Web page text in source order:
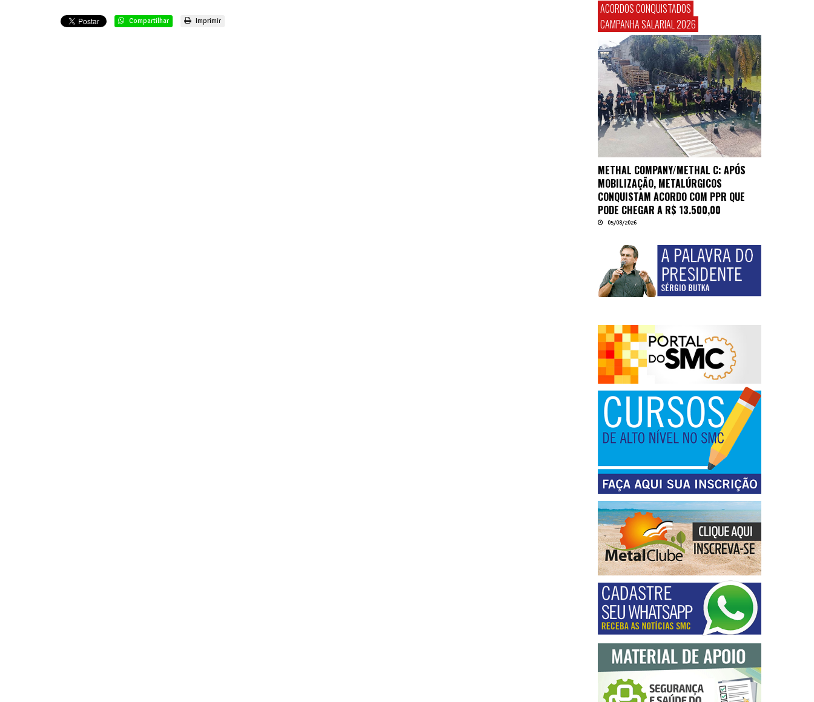
Compartilhar Imprimir
ACORDOS CONQUISTADOS
CAMPANHA SALARIAL 2026
METHAL COMPANY/METHAL C: APÓS
MOBILIZAÇÃO, METALÚRGICOS
CONQUISTAM ACORDO COM PPR QUE
PODE CHEGAR A R$ 13.500,00
05/08/2026